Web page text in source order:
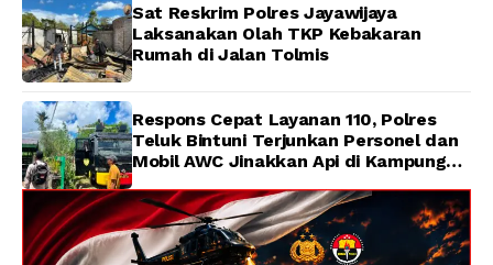
Sat Reskrim Polres Jayawijaya
Laksanakan Olah TKP Kebakaran
Rumah di Jalan Tolmis
Respons Cepat Layanan 110, Polres
Teluk Bintuni Terjunkan Personel dan
Mobil AWC Jinakkan Api di Kampung